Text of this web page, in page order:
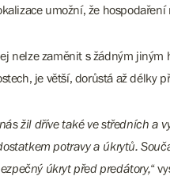
umožní, že
zaměnit s žádným
je větší, dorůstá až délky
žil dříve také ve středních a
potravy a úkrytů.
úkryt před predátory,“